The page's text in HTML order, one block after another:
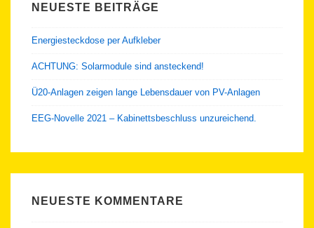
NEUESTE BEITRÄGE
Energiesteckdose per Aufkleber
ACHTUNG: Solarmodule sind ansteckend!
Ü20-Anlagen zeigen lange Lebensdauer von PV-Anlagen
EEG-Novelle 2021 – Kabinettsbeschluss unzureichend.
NEUESTE KOMMENTARE